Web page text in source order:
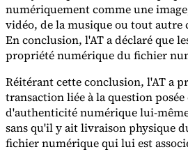
Experts
Nos auteursDevenir contributeurChoisir
numériquement comme une
vidéo, de la musique ou tout
En conclusion, l'AT a déclaré que
propriété numérique du fichier
Réitérant cette conclusion, l'AT a
transaction liée à la question
d'authenticité numérique lui-
sans qu'il y ait livraison physique
fichier numérique qui lui est